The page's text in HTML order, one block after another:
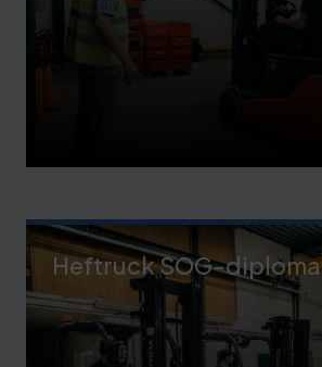
Heftruck SOG-diploma